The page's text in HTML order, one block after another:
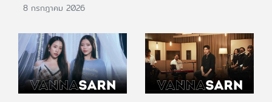
8 กรกฎาคม 2026